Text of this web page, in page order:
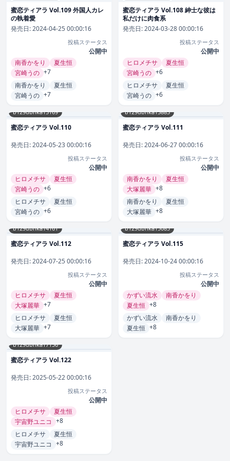
蜜恋ティアラ Vol.109 外国人カレ
の執着愛
発売日:2024-04-25 00:00:16
投稿ステータス
公開中
南香かをり
夏生恒
宮崎うの +7
南香かをり
夏生恒
宮崎うの +7
蜜恋ティアラ Vol.108 紳士な彼は
私だけに肉食系
発売日:2024-03-28 00:00:16
投稿ステータス
公開中
ヒロメチサ
夏生恒
宮崎うの +6
ヒロメチサ
夏生恒
宮崎うの +6
b129dbnka13169
蜜恋ティアラ Vol.110
発売日:2024-05-23 00:00:16
投稿ステータス
公開中
ヒロメチサ
夏生恒
宮崎うの +6
ヒロメチサ
夏生恒
宮崎うの +6
b129dbnka13883
蜜恋ティアラ Vol.111
発売日:2024-06-27 00:00:16
投稿ステータス
公開中
南香かをり
夏生恒
大塚麗華 +8
南香かをり
夏生恒
大塚麗華 +8
b129dbnka14161
蜜恋ティアラ Vol.112
発売日:2024-07-25 00:00:16
投稿ステータス
公開中
ヒロメチサ
夏生恒
大塚麗華 +7
ヒロメチサ
夏生恒
大塚麗華 +7
b129dbnka15085
蜜恋ティアラ Vol.115
発売日:2024-10-24 00:00:16
投稿ステータス
公開中
かずい流水
南香かをり
夏生恒 +8
かずい流水
南香かをり
夏生恒 +8
b129dbnka17156
蜜恋ティアラ Vol.122
発売日:2025-05-22 00:00:16
投稿ステータス
公開中
ヒロメチサ
夏生恒
宇宙野ユニコ +8
ヒロメチサ
夏生恒
宇宙野ユニコ +8